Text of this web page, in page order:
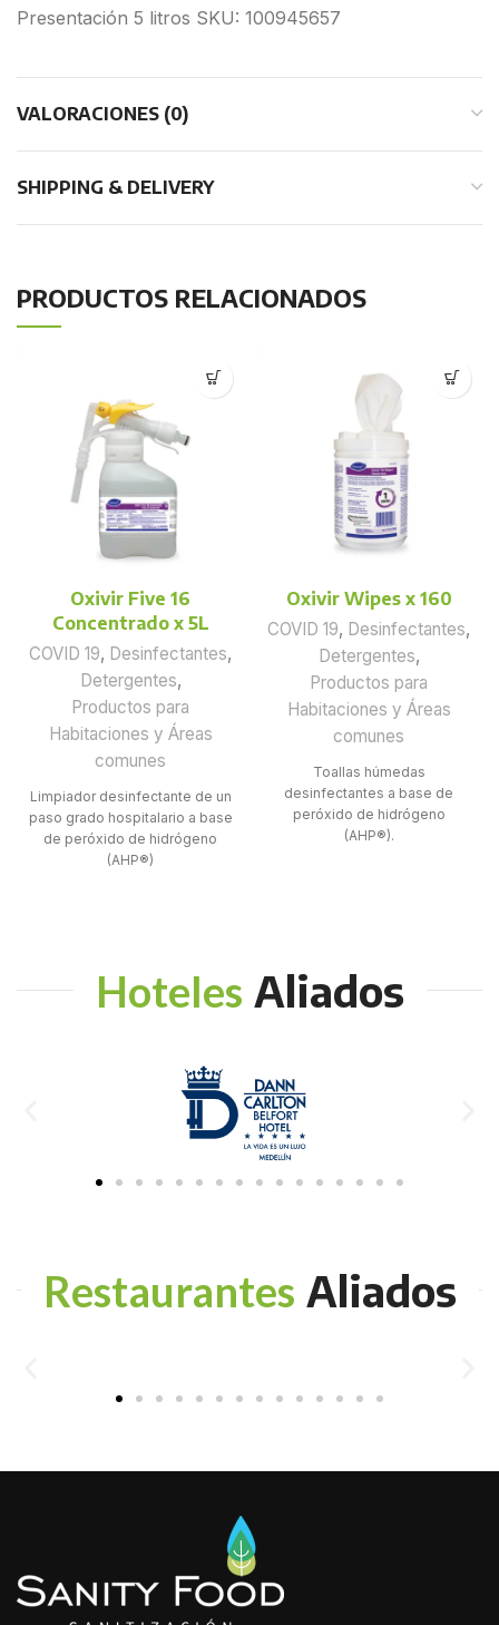
Presentación 5 litros SKU: 100945657
VALORACIONES (0)
SHIPPING & DELIVERY
PRODUCTOS RELACIONADOS
Oxivir Five 16
Concentrado x 5L
COVID 19, Desinfectantes,
Detergentes,
Productos para
Habitaciones y Áreas
comunes
Limpiador desinfectante de un
paso grado hospitalario a base
de peróxido de hidrógeno
(AHP®)
Oxivir Wipes x 160
COVID 19, Desinfectantes,
Detergentes,
Productos para
Habitaciones y Áreas
comunes
Toallas húmedas
desinfectantes a base de
peróxido de hidrógeno
(AHP®).
Hoteles Aliados
Restaurantes Aliados